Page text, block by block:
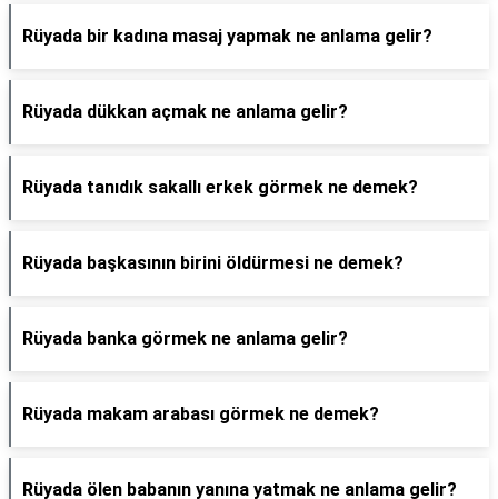
Rüyada bir kadına masaj yapmak ne anlama gelir?
Rüyada dükkan açmak ne anlama gelir?
Rüyada tanıdık sakallı erkek görmek ne demek?
Rüyada başkasının birini öldürmesi ne demek?
Rüyada banka görmek ne anlama gelir?
Rüyada makam arabası görmek ne demek?
Rüyada ölen babanın yanına yatmak ne anlama gelir?